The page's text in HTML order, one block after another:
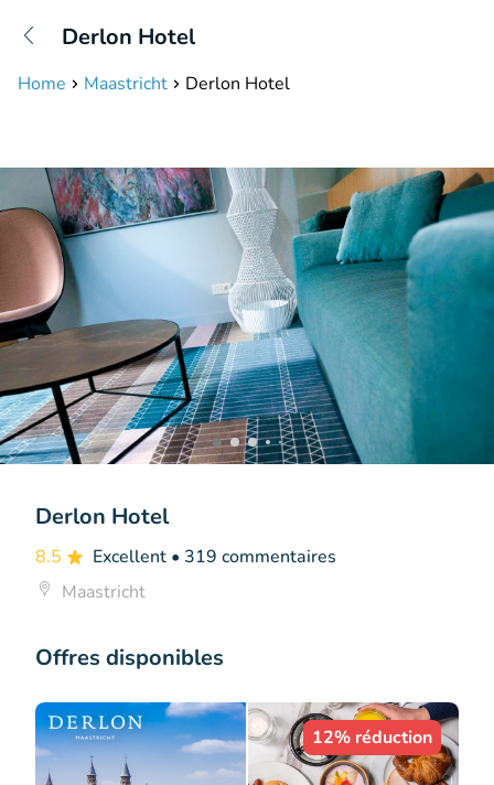
Derlon Hotel
Home Maastricht Derlon Hotel
Derlon Hotel
8.5 Excellent • 319 commentaires
Maastricht
Offres disponibles
12% réduction